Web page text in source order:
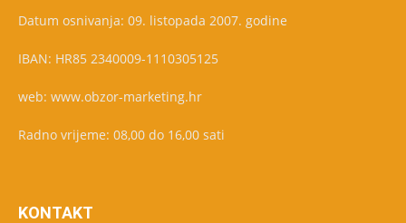
Datum osnivanja: 09. listopada 2007. godine
IBAN: HR85 2340009-1110305125
web: www.obzor-marketing.hr
Radno vrijeme: 08,00 do 16,00 sati
KONTAKT